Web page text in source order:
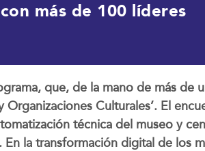
más de 100 líderes
que, de la mano de más de
Culturales’. El
técnica del museo y
la transformación digital de los